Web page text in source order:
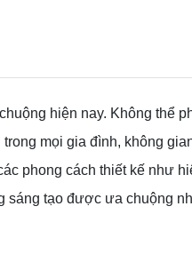
hiện nay. Không thể
mọi gia đình, không
phong cách thiết kế như
tạo được ưa chuộng